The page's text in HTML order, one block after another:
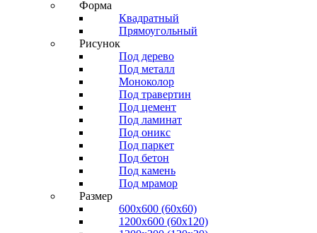
Форма
Квадратный
Прямоугольный
Рисунок
Под дерево
Под металл
Моноколор
Под травертин
Под цемент
Под ламинат
Под оникс
Под паркет
Под бетон
Под камень
Под мрамор
Размер
600х600 (60х60)
1200х600 (60х120)